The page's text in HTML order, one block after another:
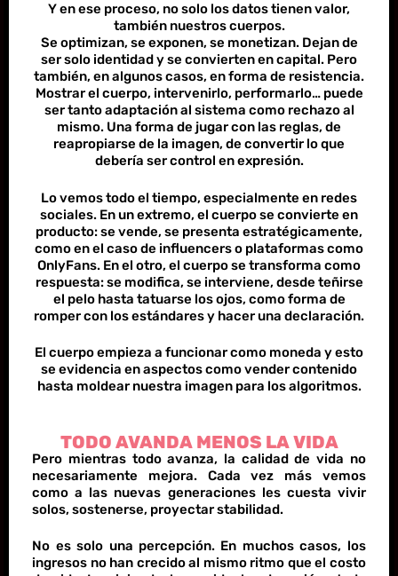
Y en ese proceso, no solo los datos tienen valor,
también nuestros cuerpos.
Se optimizan, se exponen, se monetizan. Dejan de
ser solo identidad y se convierten en capital. Pero
también, en algunos casos, en forma de resistencia.
Mostrar el cuerpo, intervenirlo, performarlo… puede
ser tanto adaptación al sistema como rechazo al
mismo. Una forma de jugar con las reglas, de
reapropiarse de la imagen, de convertir lo que
debería ser control en expresión.
Lo vemos todo el tiempo, especialmente en redes
sociales. En un extremo, el cuerpo se convierte en
producto: se vende, se presenta estratégicamente,
como en el caso de influencers o plataformas como
OnlyFans. En el otro, el cuerpo se transforma como
respuesta: se modifica, se interviene, desde teñirse
el pelo hasta tatuarse los ojos, como forma de
romper con los estándares y hacer una declaración.
El cuerpo empieza a funcionar como moneda y esto
se evidencia en aspectos como vender contenido
hasta moldear nuestra imagen para los algoritmos.
TODO AVANDA MENOS LA VIDA
Pero mientras todo avanza, la calidad de vida no
necesariamente mejora. Cada vez más vemos
como a las nuevas generaciones les cuesta vivir
solos, sostenerse, proyectar stabilidad.
No es solo una percepción. En muchos casos, los
ingresos no han crecido al mismo ritmo que el costo